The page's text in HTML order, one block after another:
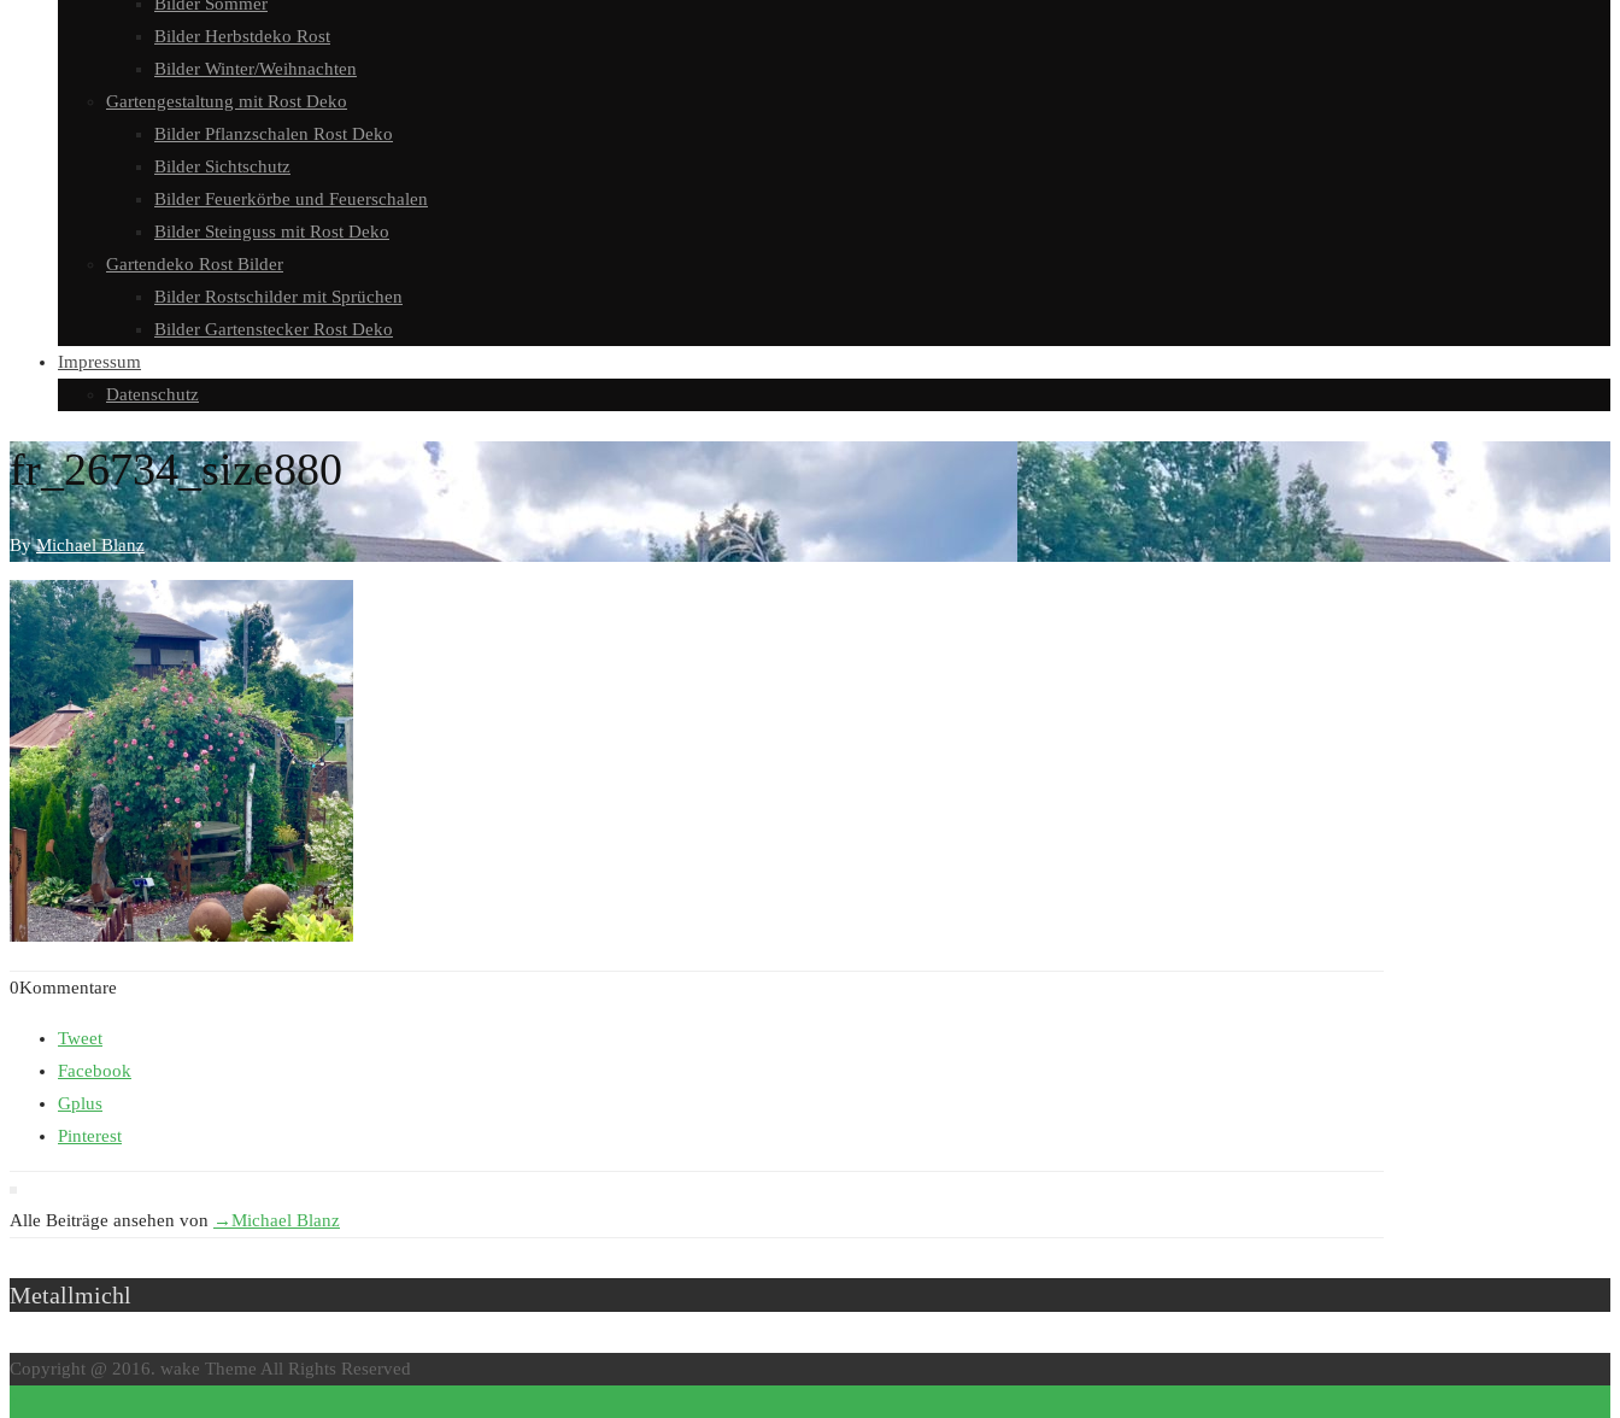
Bilder Herbstdeko Rost
Bilder Winter/Weihnachten
Gartengestaltung mit Rost Deko
Bilder Pflanzschalen Rost Deko
Bilder Sichtschutz
Bilder Feuerkörbe und Feuerschalen
Bilder Steinguss mit Rost Deko
Gartendeko Rost Bilder
Bilder Rostschilder mit Sprüchen
Bilder Gartenstecker Rost Deko
Impressum
Datenschutz
fr_26734_size880
ByMichael Blanz
0Kommentare
Tweet
Facebook
Gplus
Pinterest
Alle Beiträge ansehen von →Michael Blanz
Metallmichl
Copyright @ 2016. wake Theme All Rights Reserved